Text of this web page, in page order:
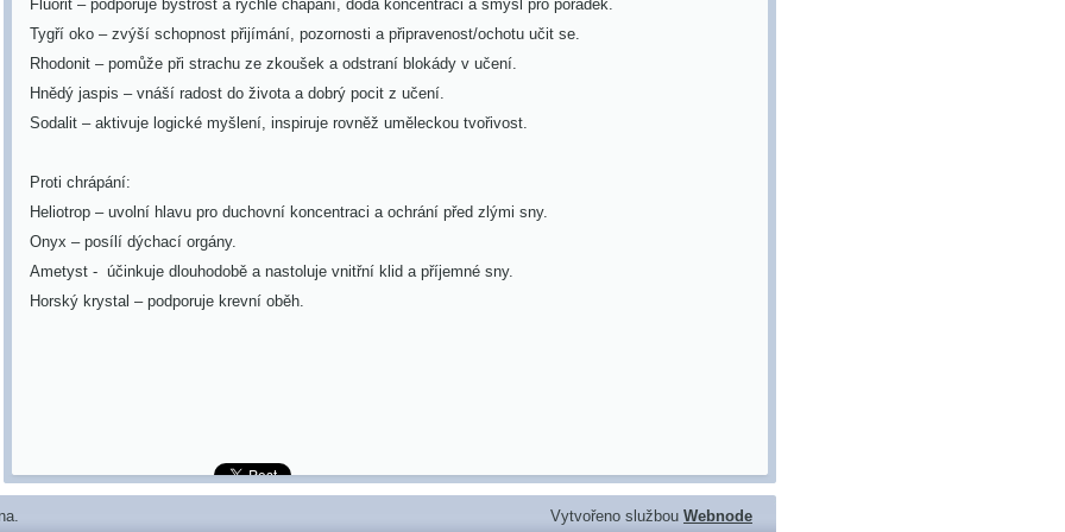
Fluorit – podporuje bystrost a rychlé chápání, dodá koncentraci a smysl pro pořádek.
Tygří oko – zvýší schopnost přijímání, pozornosti a připravenost/ochotu učit se.
Rhodonit – pomůže při strachu ze zkoušek a odstraní blokády v učení.
Hnědý jaspis – vnáší radost do života a dobrý pocit z učení.
Sodalit – aktivuje logické myšlení, inspiruje rovněž uměleckou tvořivost.
Proti chrápání:
Heliotrop – uvolní hlavu pro duchovní koncentraci a ochrání před zlými sny.
Onyx – posílí dýchací orgány.
Ametyst - účinkuje dlouhodobě a nastoluje vnitřní klid a příjemné sny.
Horský krystal – podporuje krevní oběh.
Vytvořeno službou Webnode